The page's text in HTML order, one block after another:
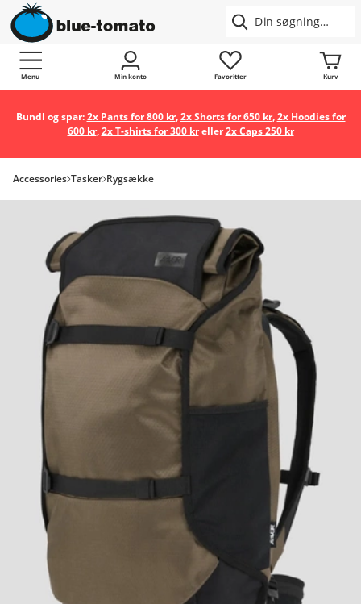
Menu Min konto Favoritter Kurv
Bundl og spar:2x Pants for 800 kr,2x Shorts for 650 kr,2x Hoodies for
600 kr,2x T-shirts for 300 kreller2x Caps 250 kr
Accessories Tasker Rygsække